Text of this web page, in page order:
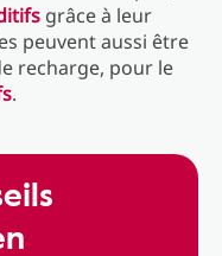
grâce à leur
peuvent aussi être
recharge, pour le
.